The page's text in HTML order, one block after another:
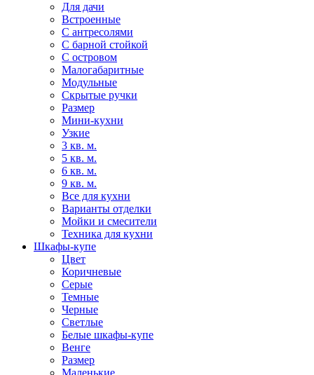
Для дачи
Встроенные
С антресолями
С барной стойкой
С островом
Малогабаритные
Модульные
Скрытые ручки
Размер
Мини-кухни
Узкие
3 кв. м.
5 кв. м.
6 кв. м.
9 кв. м.
Все для кухни
Варианты отделки
Мойки и смесители
Техника для кухни
Шкафы-купе
Цвет
Коричневые
Серые
Темные
Черные
Светлые
Белые шкафы-купе
Венге
Размер
Маленькие